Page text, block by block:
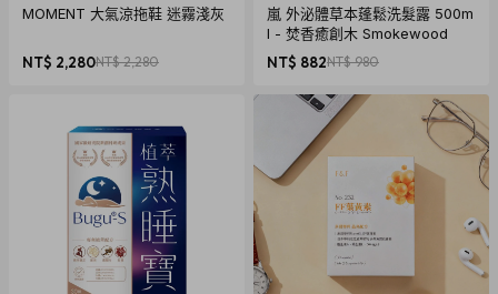
MOMENT 大氣涼拖鞋 迷霧淺灰
NT$ 2,280NT$ 2,280
嵐 外泌體草本蓬鬆洗髮露 500m
l - 焚香癒創木 Smokewood
NT$ 882NT$ 980